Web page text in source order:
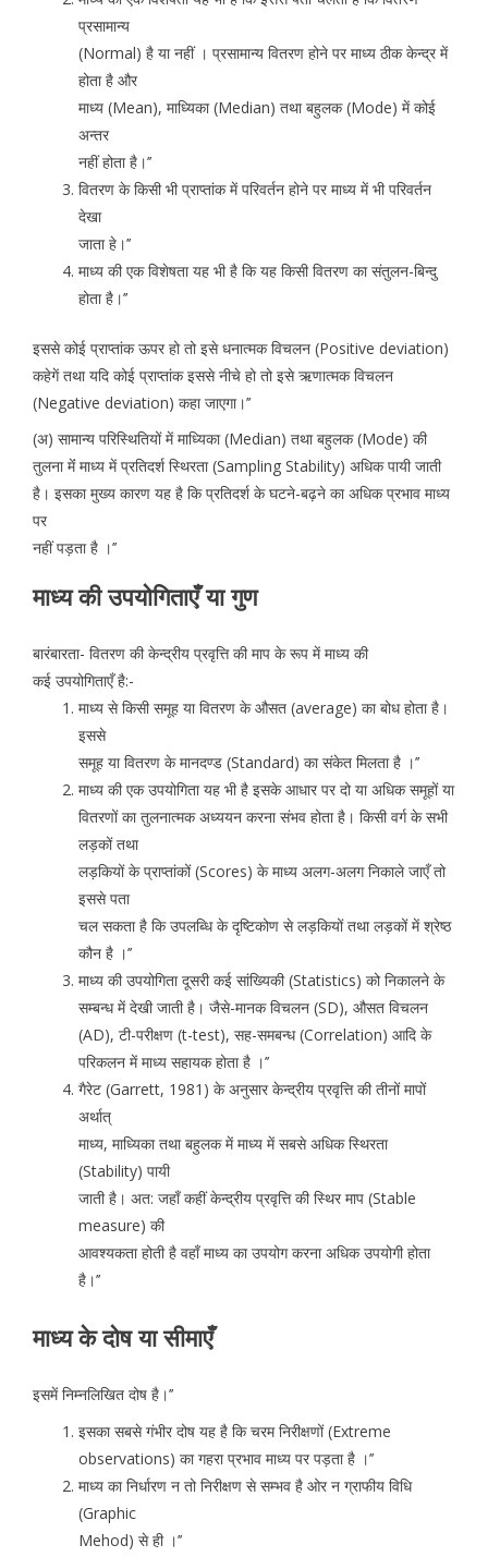
प्रसामान्य
(Normal) है या नहीं । प्रसामान्य वितरण होने पर माध्य ठीक केन्द्र में
होता है और
माध्य (Mean), माध्यिका (Median) तथा बहुलक (Mode) में कोई
अन्तर
नहीं होता है।’’
वितरण के किसी भी प्राप्तांक में परिवर्तन होने पर माध्य में भी परिवर्तन
देखा
जाता हे।’’
माध्य की एक विशेषता यह भी है कि यह किसी वितरण का संतुलन-बिन्दु
होता है।’’
इससे कोई प्राप्तांक ऊपर हो तो इसे धनात्मक विचलन (Positive deviation)
कहेगें तथा यदि कोई प्राप्तांक इससे नीचे हो तो इसे ऋणात्मक विचलन
(Negative deviation) कहा जाएगा।’’
(अ) सामान्य परिस्थितियों में माध्यिका (Median) तथा बहुलक (Mode) की
तुलना मेंं माध्य में प्रतिदर्श स्थिरता (Sampling Stability) अधिक पायी जाती
है। इसका मुख्य कारण यह है कि प्रतिदर्श के घटने-बढ़ने का अधिक प्रभाव माध्य
पर
नहीं पड़ता है ।’’
माध्य की उपयोगिताएँ या गुण
बारंबारता- वितरण की केन्द्रीय प्रवृत्ति की माप के रूप में माध्य की
कई उपयोगिताएँ है:-
माध्य से किसी समूह या वितरण के औसत (average) का बोध होता है।
इससे
समूह या वितरण के मानदण्ड (Standard) का संकेत मिलता है ।’’
माध्य की एक उपयोगिता यह भी है इसके आधार पर दो या अधिक समूहों या
वितरणों का तुलनात्मक अध्ययन करना संभव होता है। किसी वर्ग के सभी
लड़कों तथा
लड़कियों के प्राप्तांकों (Scores) के माध्य अलग-अलग निकाले जाएँ तो
इससे पता
चल सकता है कि उपलब्धि के दृष्टिकोण से लड़कियों तथा लड़कों में श्रेष्ठ
कौन है ।’’
माध्य की उपयोगिता दूसरी कई सांख्यिकी (Statistics) को निकालने के
सम्बन्ध में देखी जाती है। जैसे-मानक विचलन (SD), औसत विचलन
(AD), टी-परीक्षण (t-test), सह-समबन्ध (Correlation) आदि के
परिकलन में माध्य सहायक होता है ।’’
गैरेट (Garrett, 1981) के अनुसार केन्द्रीय प्रवृत्ति की तीनों मापों
अर्थात्
माध्य, माध्यिका तथा बहुलक में माध्य में सबसे अधिक स्थिरता
(Stability) पायी
जाती है। अत: जहाँ कहीं केन्द्रीय प्रवृत्ति की स्थिर माप (Stable
measure) की
आवश्यकता होती है वहाँ माध्य का उपयोग करना अधिक उपयोगी होता
है।’’
माध्य के दोष या सीमाएँ
इसमें निम्नलिखित दोष है।’’
इसका सबसे गंभीर दोष यह है कि चरम निरीक्षणों (Extreme
observations) का गहरा प्रभाव माध्य पर पड़ता है ।’’
माध्य का निर्धारण न तो निरीक्षण से सम्भव है ओर न ग्राफीय विधि
(Graphic
Mehod) से ही ।’’